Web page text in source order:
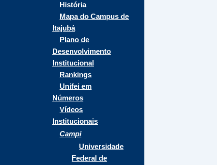
História
Mapa do Campus de
Itajubá
Plano de
Desenvolvimento
Institucional
Rankings
Unifei em
Números
Vídeos
Institucionais
Campi
Universidade
Federal de